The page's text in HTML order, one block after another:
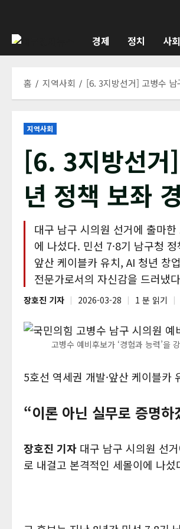
경제
정치 사회
홈 지역사회 [6. 3지방선거] 고병수
지역사회
[6. 3지방선거
년 정책 보좌
대구 남구 시의원 선거에 출마
에 나섰다. 민선 7·8기 남구청
앞산 케이블카 유치, AI 청년 창
전문가로서의 자신감을 드러냈
장호진 기자 2026-03-28 1 분 읽기
고병수 예비후보가 ‘경험과 능력’을
5호선 역세권 개발·앞산 케이블카
“이론 아닌 실무로 증명
장호진 기자 대구 남구 시의원 선
로 내걸고 본격적인 세몰이에 나섰